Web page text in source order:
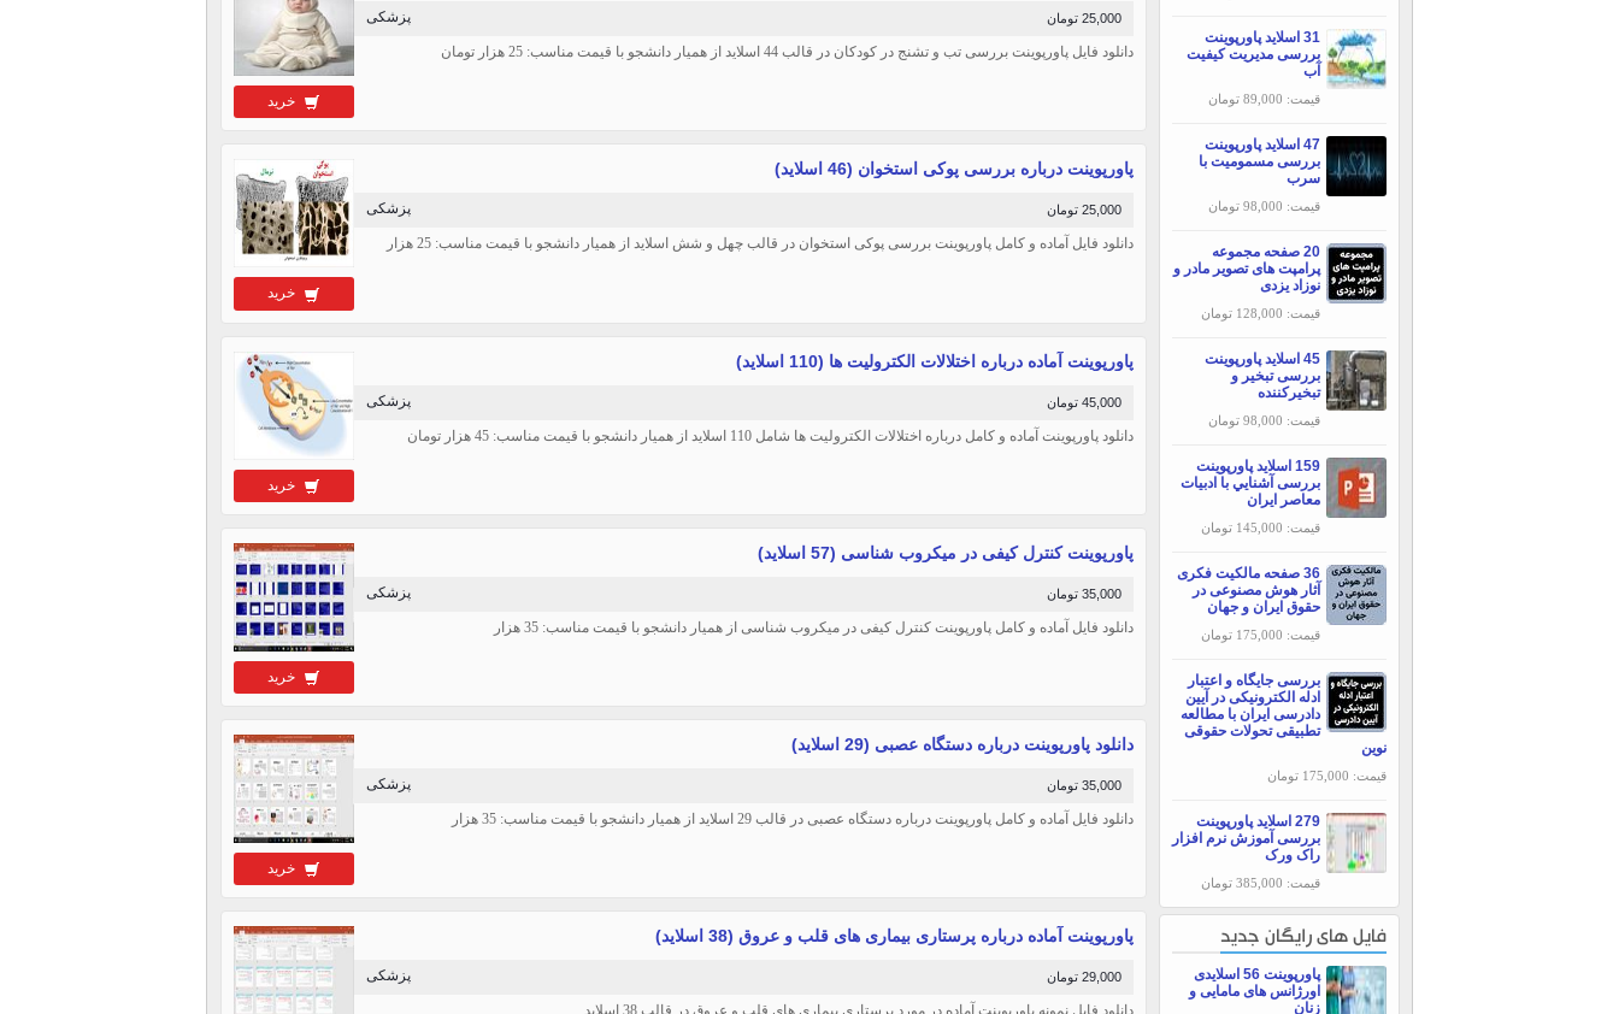
31 اسلاید پاورپوینت
بررسی مديريت كيفيت
آب
قیمت: 89,000 تومان
47 اسلاید پاورپوینت
بررسی مسمومیت با
سرب
قیمت: 98,000 تومان
20 صفحه مجموعه
پرامپت های تصویر مادر و
نوزاد یزدی
قیمت: 128,000 تومان
45 اسلاید پاورپوینت
بررسی تبخير و
تبخيركننده
قیمت: 98,000 تومان
159 اسلاید پاورپوینت
بررسی آشنايي با ادبيات
معاصر ايران
قیمت: 145,000 تومان
36 صفحه مالکیت فکری
آثار هوش مصنوعی در
حقوق ایران و جهان
قیمت: 175,000 تومان
بررسی جایگاه و اعتبار
ادله الکترونیکی در آیین
دادرسی ایران با مطالعه
تطبیقی تحولات حقوقی
نوین
قیمت: 175,000 تومان
279 اسلاید پاورپوینت
بررسی آموزش نرم افزار
راک ورک
قیمت: 385,000 تومان
فایل های رایگان جدید
پاورپوینت 56 اسلایدی
اورژانس های مامایی و
زنان
خرید
پزشکی 25,000 تومان
دانلود فایل پاورپوینت بررسی تب و تشنج در کودکان در قالب 44 اسلاید از همیار دانشجو با قیمت مناسب: 25 هزار تومان
خرید
پاورپوینت درباره بررسی پوکی استخوان (46 اسلاید)
پزشکی 25,000 تومان
دانلود فایل آماده و کامل پاورپوینت بررسی پوکی استخوان در قالب چهل و شش اسلاید از همیار دانشجو با قیمت مناسب: 25 هزار
خرید
پاورپوینت آماده درباره اختلالات الکترولیت ها (110 اسلاید)
پزشکی 45,000 تومان
دانلود پاورپوینت آماده و کامل درباره اختلالات الکترولیت ها شامل 110 اسلاید از همیار دانشجو با قیمت مناسب: 45 هزار تومان
خرید
پاورپوینت کنترل کیفی در میکروب شناسی (57 اسلاید)
پزشکی 35,000 تومان
دانلود فایل آماده و کامل پاورپوینت کنترل کیفی در میکروب شناسی از همیار دانشجو با قیمت مناسب: 35 هزار
خرید
دانلود پاورپوینت درباره دستگاه عصبی (29 اسلاید)
پزشکی 35,000 تومان
دانلود فایل آماده و کامل پاورپوینت درباره دستگاه عصبی در قالب 29 اسلاید از همیار دانشجو با قیمت مناسب: 35 هزار
پاورپوینت آماده درباره پرستاری بیماری های قلب و عروق (38 اسلاید)
پزشکی 29,000 تومان